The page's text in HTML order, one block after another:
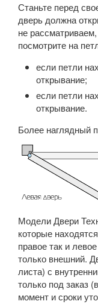
Станьте перед
дверь должна
не
посмотрите на
если петли
открывание;
если петли
открывание.
Более наглядный
Модели Двери
которые
правое так и
только внешний.
листа) с
только под заказ
момент и сроки